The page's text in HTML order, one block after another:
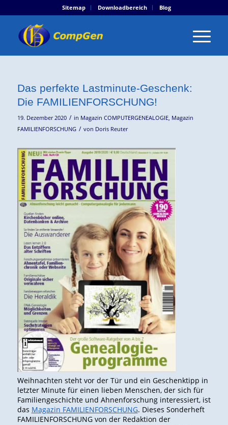
Sitemap Downloadbereich Blog
Das perfekte Lastminute-Geschenk:
Die FAMILIENFORSCHUNG!
19. Dezember 2020 / in Magazin COMPUTERGENEALOGIE, Magazin
FAMILIENFORSCHUNG / von Doris Reuter
Weihnachten steht vor der Tür und ein Geschenktipp in
letzter Minute für einen lieben Menschen, der sich für
Familiengeschichte und Ahnenforschung interessiert, ist
das Magazin FAMILIENFORSCHUNG. Dieses Sonderheft
FAMILIENFORSCHUNG von der Redaktion der